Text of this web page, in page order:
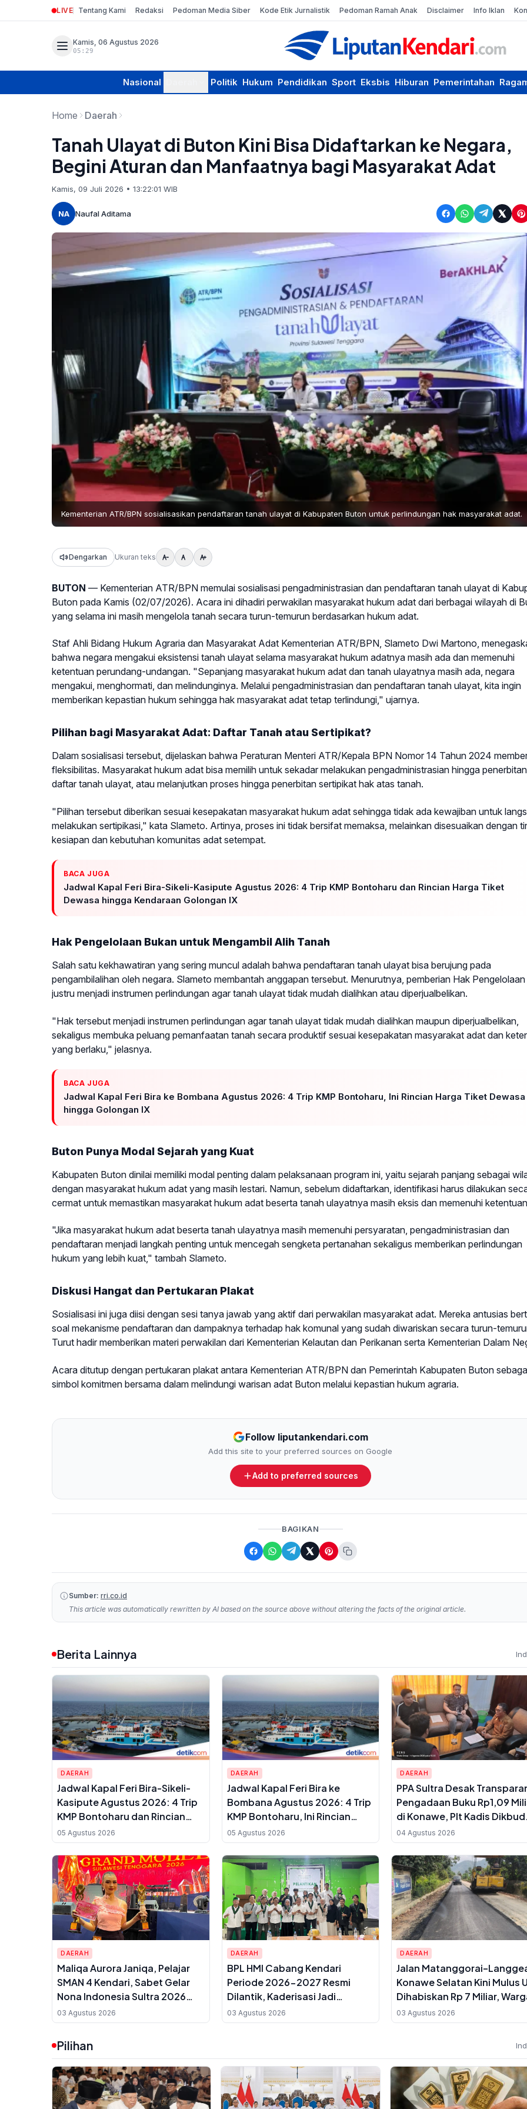
LIVE Tentang Kami Redaksi Pedoman Media Siber Kode Etik Jurnalistik Pedoman Ramah Anak Disclaimer Info Iklan
Kamis, 06 Agustus 2026
05:29
Nasional Politik Hukum Pendidikan Sport Eksbis Hiburan Pemerintahan
Home Daerah
Tanah Ulayat di Buton Kini Bisa Didaftarkan ke Negara,
Begini Aturan dan Manfaatnya bagi Masyarakat Adat
Kamis, 09 Juli 2026 • 13:22:01 WIB
NA Naufal Aditama
Kementerian ATR/BPN sosialisasikan pendaftaran tanah ulayat di Kabupaten Buton untuk perlindungan hak masyarakat adat.
Dengarkan Ukuran teks
BUTON — Kementerian ATR/BPN memulai sosialisasi pengadministrasian dan pendaftaran tanah ulayat di
Buton pada Kamis (02/07/2026). Acara ini dihadiri perwakilan masyarakat hukum adat dari berbagai wilayah di
yang selama ini masih mengelola tanah secara turun-temurun berdasarkan hukum adat.
Staf Ahli Bidang Hukum Agraria dan Masyarakat Adat Kementerian ATR/BPN, Slameto Dwi Martono,
bahwa negara mengakui eksistensi tanah ulayat selama masyarakat hukum adatnya masih ada dan memenuhi
ketentuan perundang-undangan. "Sepanjang masyarakat hukum adat dan tanah ulayatnya masih ada, negara
mengakui, menghormati, dan melindunginya. Melalui pengadministrasian dan pendaftaran tanah ulayat, kita ingin
memberikan kepastian hukum sehingga hak masyarakat adat tetap terlindungi," ujarnya.
Pilihan bagi Masyarakat Adat: Daftar Tanah atau Sertipikat?
Dalam sosialisasi tersebut, dijelaskan bahwa Peraturan Menteri ATR/Kepala BPN Nomor 14 Tahun 2024
fleksibilitas. Masyarakat hukum adat bisa memilih untuk sekadar melakukan pengadministrasian hingga penerbitan
daftar tanah ulayat, atau melanjutkan proses hingga penerbitan sertipikat hak atas tanah.
"Pilihan tersebut diberikan sesuai kesepakatan masyarakat hukum adat sehingga tidak ada kewajiban untuk
melakukan sertipikasi," kata Slameto. Artinya, proses ini tidak bersifat memaksa, melainkan disesuaikan dengan
kesiapan dan kebutuhan komunitas adat setempat.
BACA JUGA
Jadwal Kapal Feri Bira-Sikeli-Kasipute Agustus 2026: 4 Trip KMP Bontoharu dan Rincian Harga Tiket
Dewasa hingga Kendaraan Golongan IX
Hak Pengelolaan Bukan untuk Mengambil Alih Tanah
Salah satu kekhawatiran yang sering muncul adalah bahwa pendaftaran tanah ulayat bisa berujung pada
pengambilalihan oleh negara. Slameto membantah anggapan tersebut. Menurutnya, pemberian Hak Pengelolaan
justru menjadi instrumen perlindungan agar tanah ulayat tidak mudah dialihkan atau diperjualbelikan.
"Hak tersebut menjadi instrumen perlindungan agar tanah ulayat tidak mudah dialihkan maupun diperjualbelikan,
sekaligus membuka peluang pemanfaatan tanah secara produktif sesuai kesepakatan masyarakat adat dan
yang berlaku," jelasnya.
BACA JUGA
Jadwal Kapal Feri Bira ke Bombana Agustus 2026: 4 Trip KMP Bontoharu, Ini Rincian Harga Tiket Dewasa
hingga Golongan IX
Buton Punya Modal Sejarah yang Kuat
Kabupaten Buton dinilai memiliki modal penting dalam pelaksanaan program ini, yaitu sejarah panjang sebagai
dengan masyarakat hukum adat yang masih lestari. Namun, sebelum didaftarkan, identifikasi harus dilakukan
cermat untuk memastikan masyarakat hukum adat beserta tanah ulayatnya masih eksis dan memenuhi
"Jika masyarakat hukum adat beserta tanah ulayatnya masih memenuhi persyaratan, pengadministrasian dan
pendaftaran menjadi langkah penting untuk mencegah sengketa pertanahan sekaligus memberikan perlindungan
hukum yang lebih kuat," tambah Slameto.
Diskusi Hangat dan Pertukaran Plakat
Sosialisasi ini juga diisi dengan sesi tanya jawab yang aktif dari perwakilan masyarakat adat. Mereka antusias
soal mekanisme pendaftaran dan dampaknya terhadap hak komunal yang sudah diwariskan secara turun-
Turut hadir memberikan materi perwakilan dari Kementerian Kelautan dan Perikanan serta Kementerian Dalam
Acara ditutup dengan pertukaran plakat antara Kementerian ATR/BPN dan Pemerintah Kabupaten Buton
simbol komitmen bersama dalam melindungi warisan adat Buton melalui kepastian hukum agraria.
Follow liputankendari.com
Add this site to your preferred sources on Google
Add to preferred sources
BAGIKAN
Sumber: rri.co.id
This article was automatically rewritten by AI based on the source above without altering the facts of the original article.
Berita Lainnya
DAERAH
Jadwal Kapal Feri Bira-Sikeli-
Kasipute Agustus 2026: 4 Trip
KMP Bontoharu dan Rincian
Harga Tiket Dewasa hingga
Kendaraan Golongan IX
05 Agustus 2026
DAERAH
Jadwal Kapal Feri Bira ke
Bombana Agustus 2026: 4 Trip
KMP Bontoharu, Ini Rincian
Harga Tiket Dewasa hingga
Golongan IX
05 Agustus 2026
DAERAH
PPA Sultra Desak
Pengadaan Buku Rp1,09
di Konawe, Plt Kadis Dikbud
Buka Suara soal Dua Paket
Anggaran
04 Agustus 2026
DAERAH
Maliqa Aurora Janiqa, Pelajar
SMAN 4 Kendari, Sabet Gelar
Nona Indonesia Sultra 2026
dan Siap Berlaga di Yogyakarta
03 Agustus 2026
DAERAH
BPL HMI Cabang Kendari
Periode 2026-2027 Resmi
Dilantik, Kaderisasi Jadi
Prioritas Utama
03 Agustus 2026
DAERAH
Jalan
Konawe Selatan Kini Mulus
Dihabiskan Rp 7 Miliar,
Sebut Baru Pertama Kali
Diaspal
03 Agustus 2026
Pilihan